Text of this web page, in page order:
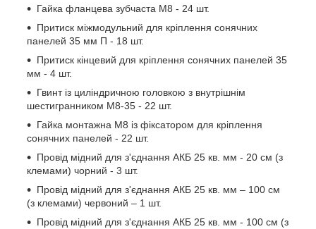
Гайка фланцева зубчаста М8 - 24 шт.
Притиск міжмодульний для кріплення сонячних
панелей 35 мм П - 18 шт.
Притиск кінцевий для кріплення сонячних панелей 35
мм - 4 шт.
Гвинт із циліндричною головкою з внутрішнім
шестигранником M8-35 - 22 шт.
Гайка монтажна М8 із фіксатором для кріплення
сонячних панелей - 22 шт.
Провід мідний для з'єднання АКБ 25 кв. мм - 20 см (з
клемами) чорний - 3 шт.
Провід мідний для з'єднання АКБ 25 кв. мм – 100 см
(з клемами) червоний – 1 шт.
Провід мідний для з'єднання АКБ 25 кв. мм - 100 см (з